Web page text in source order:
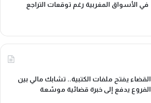
في الأسواق المغربية رغم توقعات التراجع
القضاء يفتح ملفات الكتبية.. تشابك مالي بين
الفروع يدفع إلى خبرة قضائية موسّعة